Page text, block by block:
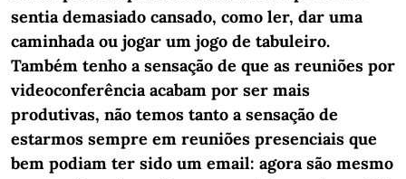
sentia demasiado cansado, como ler, dar uma
caminhada ou jogar um jogo de tabuleiro.
Também tenho a sensação de que as reuniões por
videoconferência acabam por ser mais
produtivas, não temos tanto a sensação de
estarmos sempre em reuniões presenciais que
bem podiam ter sido um email: agora são mesmo